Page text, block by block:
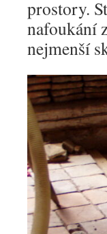
prostory.
nafoukání
nejmenší